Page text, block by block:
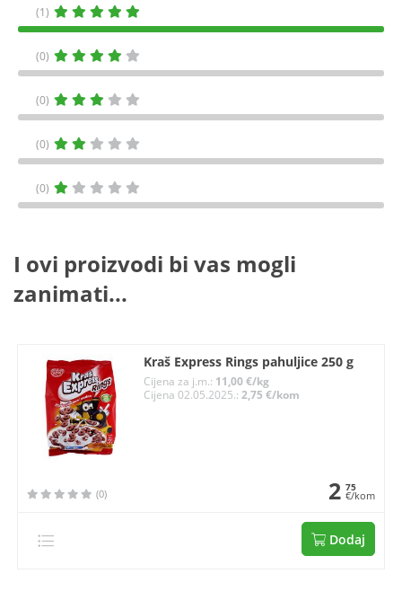
(1)
(0)
(0)
(0)
(0)
I ovi proizvodi bi vas mogli
zanimati...
Kraš Express Rings pahuljice 250 g
Cijena za j.m.: 11,00 €/kg
Cijena 02.05.2025.:2,75 €/kom
(0) 2 75
€/kom
Dodaj